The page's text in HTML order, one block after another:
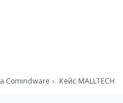
Comindware Кейс MALLTECH